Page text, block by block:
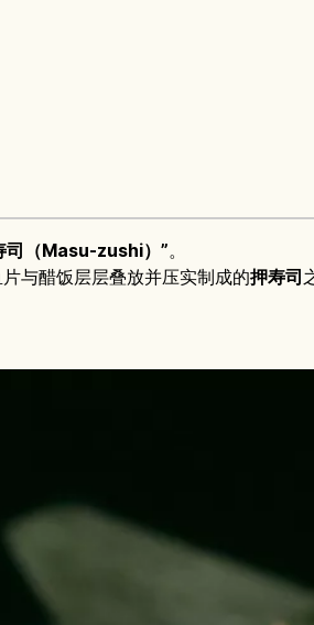
司（Masu-zushi）”。
与醋饭层层叠放并压实制成的押寿司